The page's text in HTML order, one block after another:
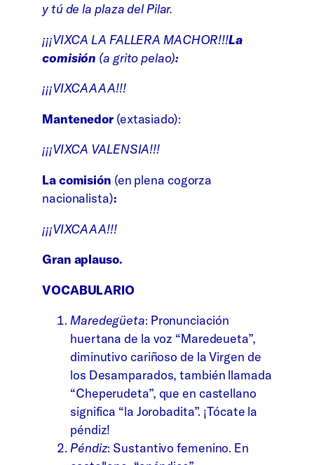
y tú de la plaza del Pilar.
¡¡¡VIXCA LA FALLERA MACHOR!!!La
comisión (a grito pelao):
¡¡¡VIXCAAAA!!!
Mantenedor (extasiado):
¡¡¡VIXCA VALENSIA!!!
La comisión (en plena cogorza
nacionalista):
¡¡¡VIXCAAA!!!
Gran aplauso.
VOCABULARIO
Maredegüeta: Pronunciación
huertana de la voz “Maredeueta”,
diminutivo cariñoso de la Virgen de
los Desamparados, también llamada
“Cheperudeta”, que en castellano
significa “la Jorobadita”. ¡Tócate la
péndiz!
Péndiz: Sustantivo femenino. En